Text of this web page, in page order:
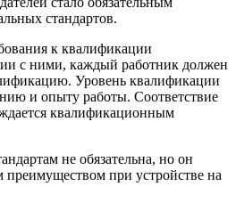
стандартов.
к квалификации
с ними, каждый работник должен
Уровень квалификации
и опыту работы. Соответствие
квалификационным
не обязательна, но он
преимуществом при устройстве на